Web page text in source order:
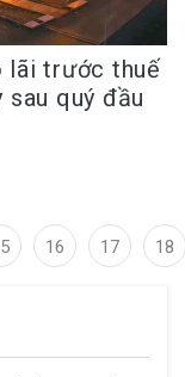
lãi trước thuế
quý đầu
16 17 18